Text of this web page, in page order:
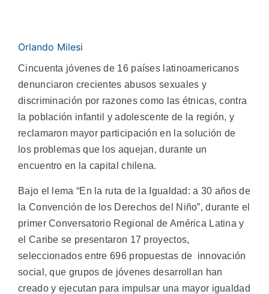
Orlando Milesi
Cincuenta jóvenes de 16 países latinoamericanos
denunciaron crecientes abusos sexuales y
discriminación por razones como las étnicas, contra
la población infantil y adolescente de la región, y
reclamaron mayor participación en la solución de
los problemas que los aquejan, durante un
encuentro en la capital chilena.
Bajo el lema “En la ruta de la Igualdad: a 30 años de
la Convención de los Derechos del Niño”, durante el
primer Conversatorio Regional de América Latina y
el Caribe se presentaron 17 proyectos,
seleccionados entre 696 propuestas de innovación
social, que grupos de jóvenes desarrollan han
creado y ejecutan para impulsar una mayor igualdad